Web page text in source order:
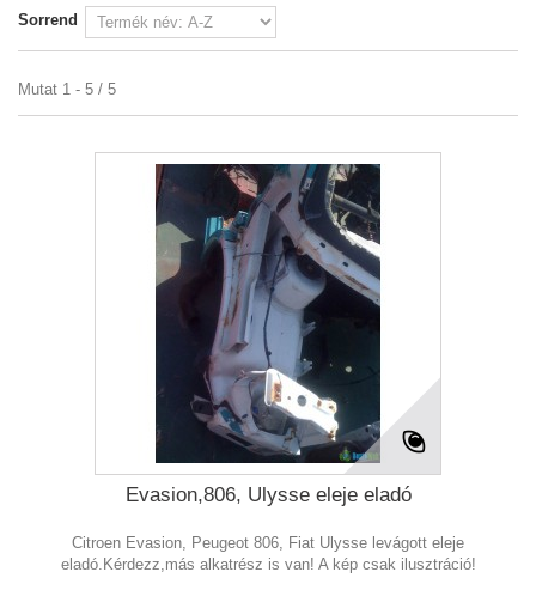
Sorrend
Mutat 1 - 5 / 5
Evasion,806, Ulysse eleje eladó
Citroen Evasion, Peugeot 806, Fiat Ulysse levágott eleje
eladó.Kérdezz,más alkatrész is van! A kép csak ilusztráció!